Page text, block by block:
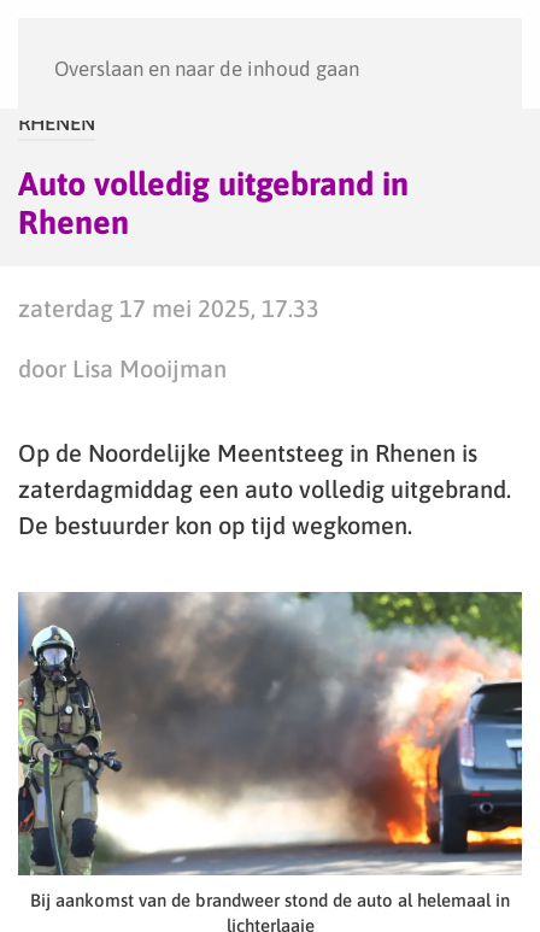
Overslaan en naar de inhoud gaan
RHENEN
Auto volledig uitgebrand in
Rhenen
zaterdag 17 mei 2025, 17.33
door Lisa Mooijman
Op de Noordelijke Meentsteeg in Rhenen is
zaterdagmiddag een auto volledig uitgebrand.
De bestuurder kon op tijd wegkomen.
Bij aankomst van de brandweer stond de auto al helemaal in
lichterlaaie